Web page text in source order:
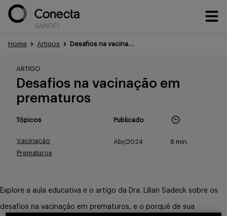
Eventos
Treinamentos
Portfólio
Home Artigos Desafios na vacinação em prematuros
ARTIGO
Desafios na vacinação em
prematuros
Tópicos
Vacinação
Prematuros
Publicado
Abr/2024 8 min
Explore a aula educativa e o artigo da Dra. Lilian Sadeck sobre os
desafios na vacinação em prematuros, e o porquê de sua